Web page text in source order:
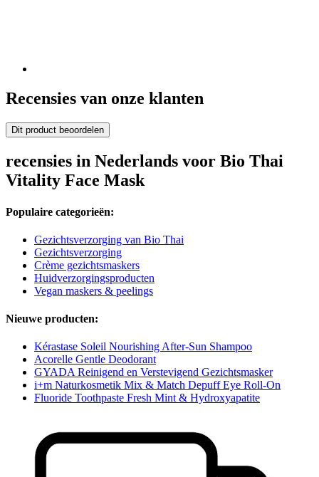
Recensies van onze klanten
Dit product beoordelen
recensies in Nederlands voor Bio Thai
Vitality Face Mask
Populaire categorieën:
Gezichtsverzorging van Bio Thai
Gezichtsverzorging
Crème gezichtsmaskers
Huidverzorgingsproducten
Vegan maskers & peelings
Nieuwe producten:
Kérastase Soleil Nourishing After-Sun Shampoo
Acorelle Gentle Deodorant
GYADA Reinigend en Verstevigend Gezichtsmasker
i+m Naturkosmetik Mix & Match Depuff Eye Roll-On
Fluoride Toothpaste Fresh Mint & Hydroxyapatite